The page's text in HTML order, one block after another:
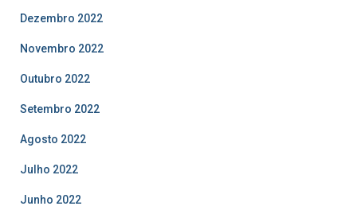
Dezembro 2022
Novembro 2022
Outubro 2022
Setembro 2022
Agosto 2022
Julho 2022
Junho 2022